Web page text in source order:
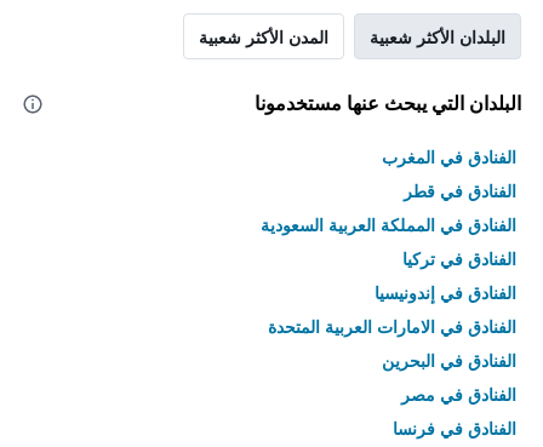
البلدان الأكثر شعبية المدن الأكثر شعبية
البلدان التي يبحث عنها مستخدمونا
الفنادق في المغرب
الفنادق في قطر
الفنادق في المملكة العربية السعودية
الفنادق في تركيا
الفنادق في إندونيسيا
الفنادق في الامارات العربية المتحدة
الفنادق في البحرين
الفنادق في مصر
الفنادق في فرنسا